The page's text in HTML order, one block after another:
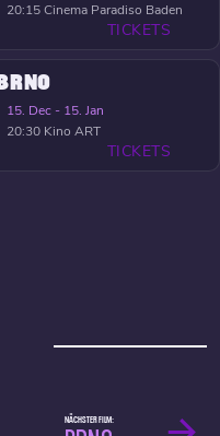
20:15Cinema Paradiso Baden
TICKETS
BRNO
15. Dec - 15. Jan
20:30 Kino ART
TICKETS
NÄCHSTER FILM: